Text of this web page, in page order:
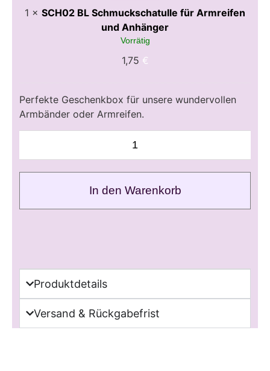
1 × SCH02 BL Schmuckschatulle für Armreifen
und Anhänger
Vorrätig
1,75 €
Perfekte Geschenkbox für unsere wundervollen
Armbänder oder Armreifen.
In den Warenkorb
Produktdetails
Versand & Rückgabefrist